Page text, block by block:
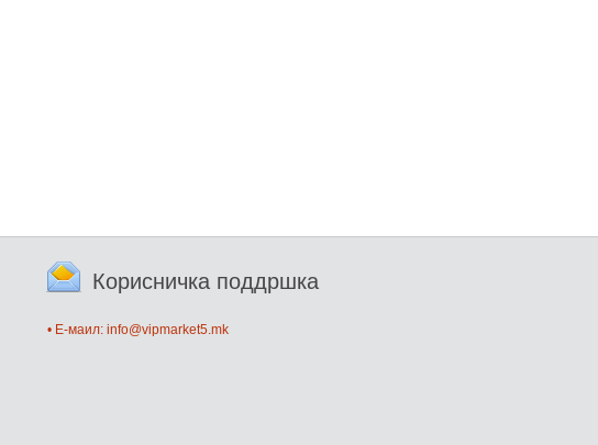
Корисничка поддршка
• E-маил: info@vipmarket5.mk